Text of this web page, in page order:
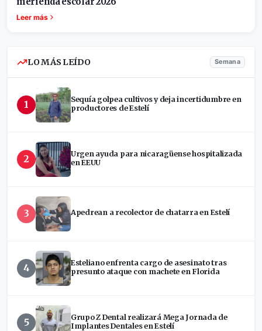
Leer más
LO MÁS LEÍDO Semana
1
Sequía golpea cultivos y deja incertidumbre en
productores de Estelí
2
Urgen ayuda para nicaragüense hospitalizada
en EEUU
3 Apedrean a recolector de chatarra en Estelí
4
Esteliano enfrenta cargo de asesinato tras
presunto ataque con machete en Florida
5
Grupo Z Dental realizará Mega Jornada de
Implantes Dentales en Estelí